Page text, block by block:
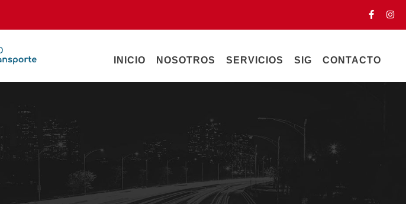
INICIO NOSOTROS SERVICIOS SIG CONTACTO